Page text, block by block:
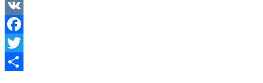
VK
Facebook
Twitter